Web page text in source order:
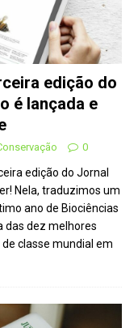
edição do
é lançada e
0
edição do Jornal
Nela, traduzimos um
ano de Biociências
das dez melhores
classe mundial em